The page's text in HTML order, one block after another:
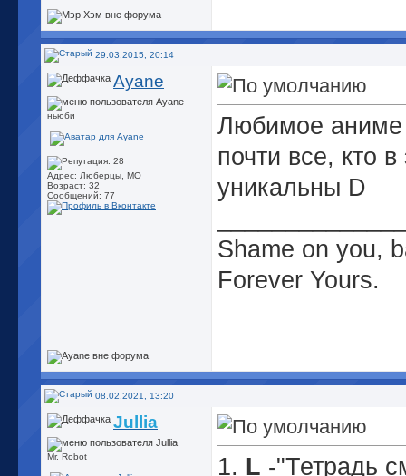
29.03.2015, 20:14
Ayane
ньюби
Адрес: Люберцы, МО
Возраст: 32
Сообщений: 77
Любимое
почти все, кто
уникальны D
Shame on you,
Forever Yours.
08.02.2021, 13:20
Jullia
Mr. Robot 1. L -"Тетрадь